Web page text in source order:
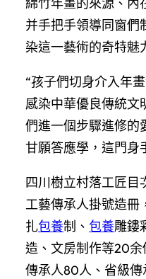
并手把手領導同窗們
染這一藝術的奇特魅
“孩子們切身介入年
感染中華優良傳統文
們進一個步驟進修的
甘願答應學，這門身
四川樹立村落工匠目
工藝傳承人掛號造冊
扎包養制、 包養雕鏤
造、文房制作等20
傳承人80人、省級傳